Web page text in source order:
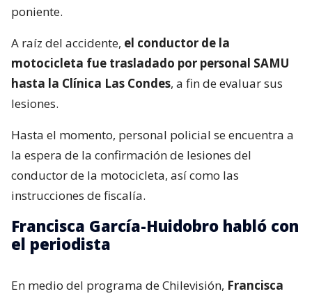
poniente.
A raíz del accidente, el conductor de la
motocicleta fue trasladado por personal SAMU
hasta la Clínica Las Condes, a fin de evaluar sus
lesiones.
Hasta el momento, personal policial se encuentra a
la espera de la confirmación de lesiones del
conductor de la motocicleta, así como las
instrucciones de fiscalía.
Francisca García-Huidobro habló con
el periodista
En medio del programa de Chilevisión, Francisca